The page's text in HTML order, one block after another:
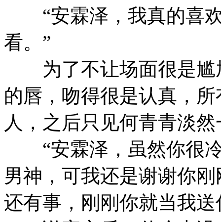
“安霖泽，我真的喜欢
看。”
为了不让场面很是尴
的唇，吻得很是认真，
人，之后只见何青青淡
“安霖泽，虽然你很冷
男神，可我还是谢谢你
还有事，刚刚你就当我